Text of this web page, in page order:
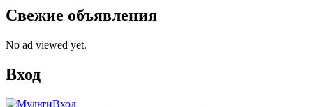
Свежие объявления
No ad viewed yet.
Вход